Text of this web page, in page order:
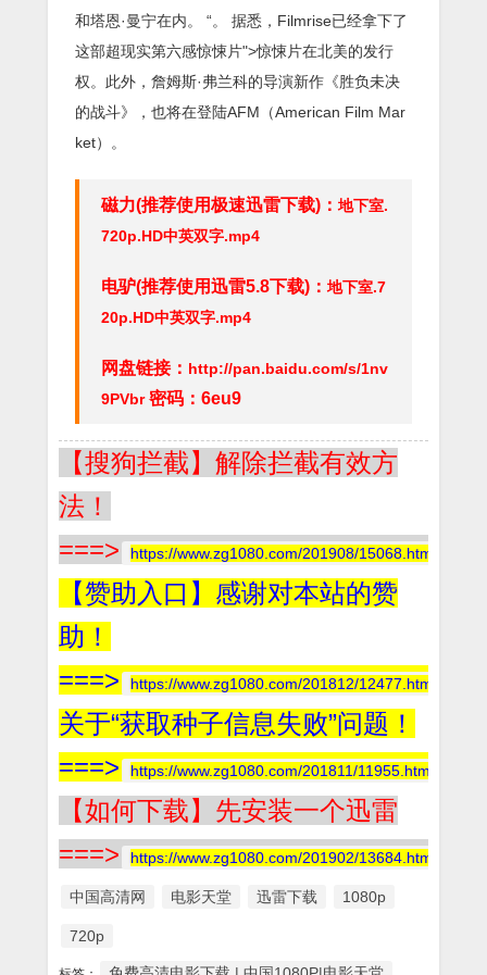
和塔恩·曼宁在内。 “。 据悉，Filmrise已经拿下了
这部超现实第六感惊悚片">惊悚片在北美的发行
权。此外，詹姆斯·弗兰科的导演新作《胜负未决
的战斗》，也将在登陆AFM（American Film Mar
ket）。
磁力(推荐使用极速迅雷下载)： 地下室.
720p.HD中英双字.mp4
电驴(推荐使用迅雷5.8下载)： 地下室.7
20p.HD中英双字.mp4
网盘链接： http://pan.baidu.com/s/1nv
9PVbr密码：6eu9
【搜狗拦截】解除拦截有效方
法！
===>
https://www.zg1080.com/201908/15068.html
【赞助入口】感谢对本站的赞
助！
===>
https://www.zg1080.com/201812/12477.html
关于“获取种子信息失败”问题！
===>
https://www.zg1080.com/201811/11955.html
【如何下载】先安装一个迅雷
===>
https://www.zg1080.com/201902/13684.html
中国高清网 电影天堂 迅雷下载 1080p
720p